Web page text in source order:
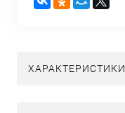
ХАРАКТЕРИСТИКИ